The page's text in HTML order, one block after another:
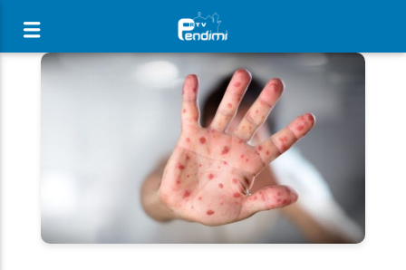
[There are no radio stations in the database]